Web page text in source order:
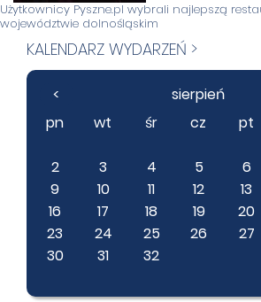
Użytkownicy Pyszne.pl wybrali najlepszą
województwie dolnośląskim
KALENDARZ WYDARZEŃ >
< sierpień
pn
wt śr cz pt
2
3 4 5 6
9
10 11 12 13
16
17 18 19 20
23
24 25 26 27
30
31 32